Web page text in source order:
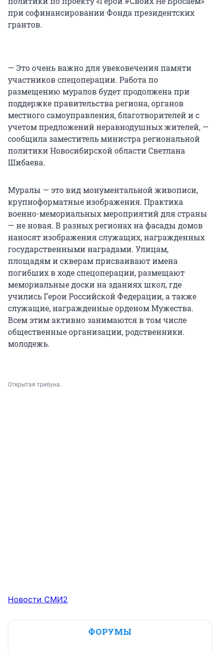
при софинансировании Фонда президентских
грантов.
— Это очень важно для увековечения памяти
участников спецоперации. Работа по
размещению муралов будет продолжена при
поддержке правительства региона, органов
местного самоуправления, благотворителей и с
учетом предложений неравнодушных жителей, —
сообщила заместитель министра региональной
политики Новосибирской области Светлана
Шибаева.
Муралы — это вид монументальной живописи,
крупноформатные изображения. Практика
военно-мемориальных мероприятий для страны
— не новая. В разных регионах на фасады домов
наносят изображения служащих, награжденных
государственными наградами. Улицам,
площадям и скверам присваивают имена
погибших в ходе спецоперации, размещают
мемориальные доски на зданиях школ, где
учились Герои Российской Федерации, а также
служащие, награжденные орденом Мужества.
Всем этим активно занимаются в том числе
общественные организации, родственники.
молодежь.
Открытая трибуна.
Новости СМИ2
ФОРУМЫ